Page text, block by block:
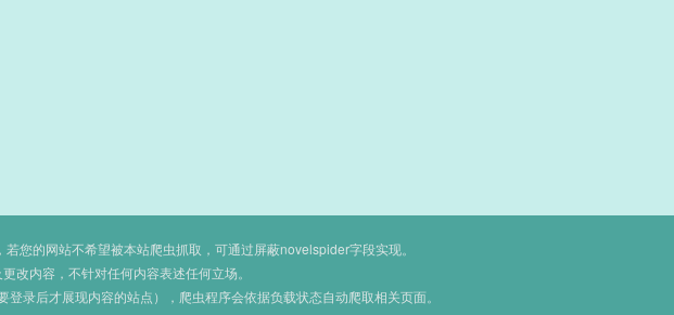
您的网站不希望被本站爬虫抓取，可通过屏蔽novelspider字段实现。
改内容，不针对任何内容表述任何立场。
录后才展现内容的站点），爬虫程序会依据负载状态自动爬取相关页面。